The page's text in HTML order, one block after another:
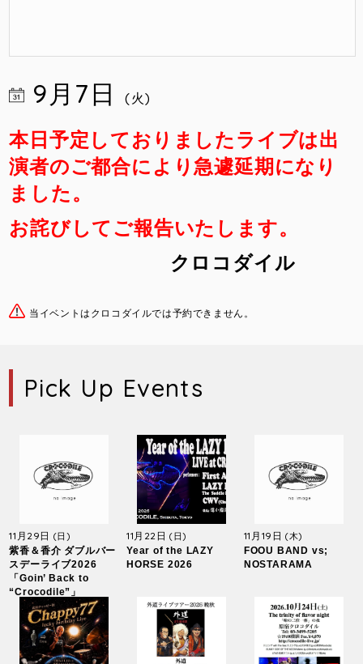
9月7日(火)
本日予定しておりましたライブは出
演者のご都合により急遽延期になり
ました。
お詫びしてご報告いたします。
クロコダイル
当イベントはクロコダイルでは予約できません。
Pick Up Events
11月29日 (日)
紫香＆香介 ダブルバー
スデーライブ2026
「Goin’ Back to
“Crocodile”」
11月22日(日)
Year of the LAZY
HORSE 2026
11月19日 (木)
FOOU BAND vs;
NOSTARAMA